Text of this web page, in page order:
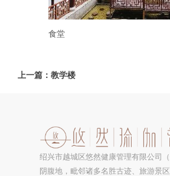
食堂
上一篇：教学楼
绍兴市越城区悠然健康管理有限公司
阴腹地，毗邻诸多名胜古迹、旅游景